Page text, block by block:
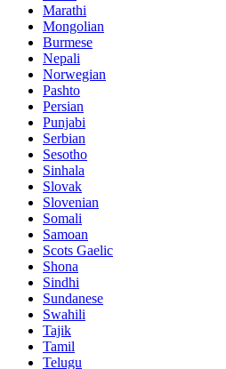
Marathi
Mongolian
Burmese
Nepali
Norwegian
Pashto
Persian
Punjabi
Serbian
Sesotho
Sinhala
Slovak
Slovenian
Somali
Samoan
Scots Gaelic
Shona
Sindhi
Sundanese
Swahili
Tajik
Tamil
Telugu